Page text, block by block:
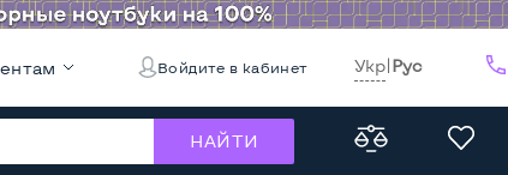
Войдите в кабинет Укр|Рус
НАЙТИ